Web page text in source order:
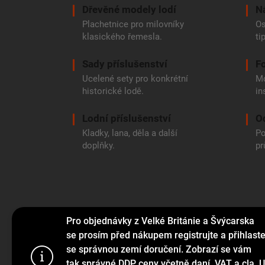
Tento web
Pro objednávky z Velké Británie a Švýcarska
se prosím před nákupem registrujte a přihlaste
se správnou zemí doručení. Zobrazí se vám
Dřevěné modely lodí
Plachetnice pro milovníky
klasického řemesla.
Sady příslušenství
Ucelené sety pro konkrétní
historické lodě.
Lodní příslušenství
Kladky, lana, děla a další
doplňky.